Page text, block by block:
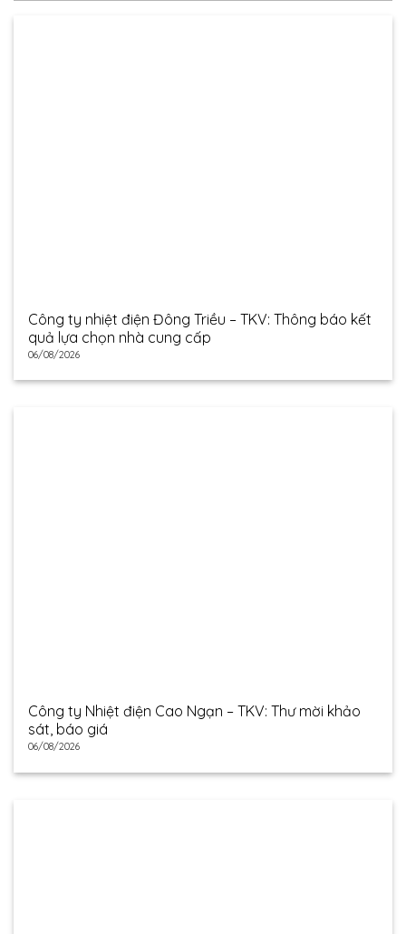
Công ty nhiệt điện Đông Triều – TKV: Thông báo kết
quả lựa chọn nhà cung cấp
06/08/2026
Công ty Nhiệt điện Cao Ngạn – TKV: Thư mời khảo
sát, báo giá
06/08/2026